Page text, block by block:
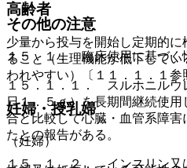
その他の注意
１５．１． 臨床使用に基づく
１５．１．１． スルホニルウ
日１．５ｇ）を長期間継続使
合と比較して心臓・血管系障
たとの報告がある。
１５．１．２． インスリン又
高齢者
少量から投与を開始し定期的
ること（生理機能が低下して
われやすい）〔１１．１．１参
妊婦・授乳婦
（妊婦）